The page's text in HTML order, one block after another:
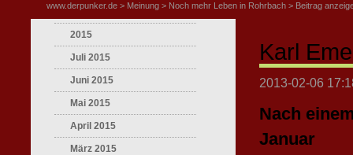
www.derpunker.de Meinung Noch mehr Leben in Rohrbach Beitrag
Karl
2013-02-06
Nach
Januar
2015
Juli 2015
Juni 2015
Mai 2015
April 2015
März 2015